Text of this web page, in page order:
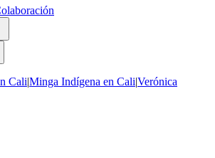
Cali|Minga Indígena en Cali|Verónica